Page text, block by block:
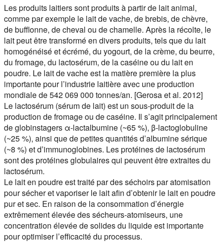
Les produits laitiers sont produits à partir de lait animal,
comme par exemple le lait de vache, de brebis, de chèvre,
de bufflonne, de cheval ou de chamelle. Après la récolte, le
lait peut être transformé en divers produits, tels que du lait
homogénéisé et écrémé, du yogourt, de la crème, du beurre,
du fromage, du lactosérum, de la caséine ou du lait en
poudre. Le lait de vache est la matière première la plus
importante pour l’industrie laitière avec une production
mondiale de 542 069 000 tonnes/an. [Gerosa et al. 2012]
Le lactosérum (sérum de lait) est un sous-produit de la
production de fromage ou de caséine. Il s’agit principalement
de globinstagers α-lactalbumine (~65 %), β-lactoglobuline
(~25 %), ainsi que de petites quantités d’albumine sérique
(~8 %) et d’immunoglobines. Les protéines de lactosérum
sont des protéines globulaires qui peuvent être extraites du
lactosérum.
Le lait en poudre est traité par des séchoirs par atomisation
pour sécher et vaporiser le lait afin d’obtenir le lait en poudre
pur et sec. En raison de la consommation d’énergie
extrêmement élevée des sécheurs-atomiseurs, une
concentration élevée de solides du liquide est importante
pour optimiser l’efficacité du processus.